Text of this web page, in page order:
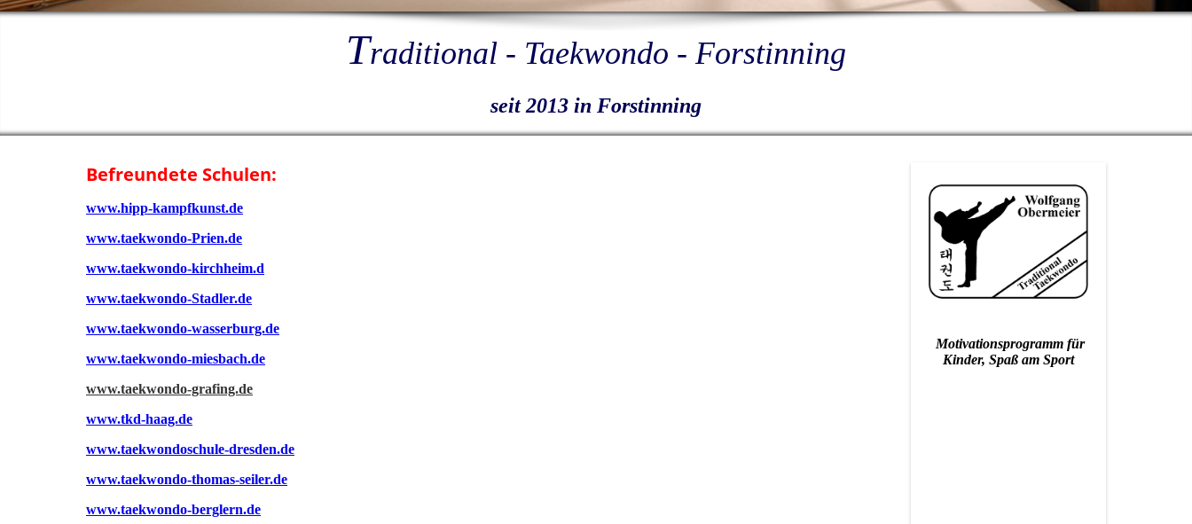
Traditional - Taekwondo - Forstinning
seit 2013 in Forstinning
Befreundete Schulen:
www.hipp-kampfkunst.de
www.taekwondo-Prien.de
www.taekwondo-kirchheim.d
www.taekwondo-Stadler.de
www.taekwondo-wasserburg.de
www.taekwondo-miesbach.de
www.taekwondo-grafing.de
www.tkd-haag.de
www.taekwondoschule-dresden.de
www.taekwondo-thomas-seiler.de
www.taekwondo-berglern.de
Motivationsprogramm für
Kinder, Spaß am Sport